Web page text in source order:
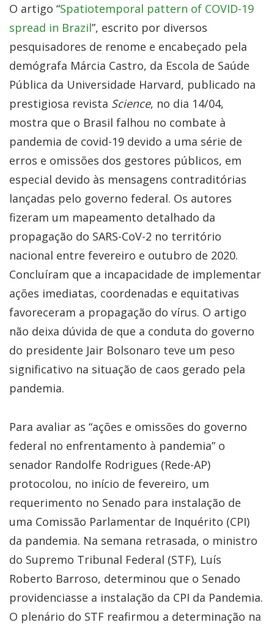
O artigo “Spatiotemporal pattern of COVID-19
spread in Brazil”, escrito por diversos
pesquisadores de renome e encabeçado pela
demógrafa Márcia Castro, da Escola de Saúde
Pública da Universidade Harvard, publicado na
prestigiosa revista Science, no dia 14/04,
mostra que o Brasil falhou no combate à
pandemia de covid-19 devido a uma série de
erros e omissões dos gestores públicos, em
especial devido às mensagens contraditórias
lançadas pelo governo federal. Os autores
fizeram um mapeamento detalhado da
propagação do SARS-CoV-2 no território
nacional entre fevereiro e outubro de 2020.
Concluíram que a incapacidade de implementar
ações imediatas, coordenadas e equitativas
favoreceram a propagação do vírus. O artigo
não deixa dúvida de que a conduta do governo
do presidente Jair Bolsonaro teve um peso
significativo na situação de caos gerado pela
pandemia.
Para avaliar as “ações e omissões do governo
federal no enfrentamento à pandemia” o
senador Randolfe Rodrigues (Rede-AP)
protocolou, no início de fevereiro, um
requerimento no Senado para instalação de
uma Comissão Parlamentar de Inquérito (CPI)
da pandemia. Na semana retrasada, o ministro
do Supremo Tribunal Federal (STF), Luís
Roberto Barroso, determinou que o Senado
providenciasse a instalação da CPI da Pandemia.
O plenário do STF reafirmou a determinação na